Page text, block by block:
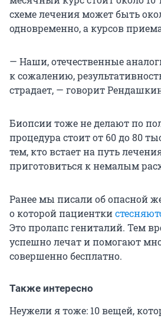
схеме лечения может быть
одновременно, а курсов
— Наши, отечественные
к сожалению,
страдает, — говорит
Биопсии тоже не делают по
процедура стоит от 60 до 80
тем, кто встает на путь
приготовиться к немалым
Ранее мы писали об опасной
о которой пациентки
Это пролапс гениталий. Тем
успешно лечат и помогают
совершенно бесплатно.
Также интересно
Неужели я тоже: 10 вещей,